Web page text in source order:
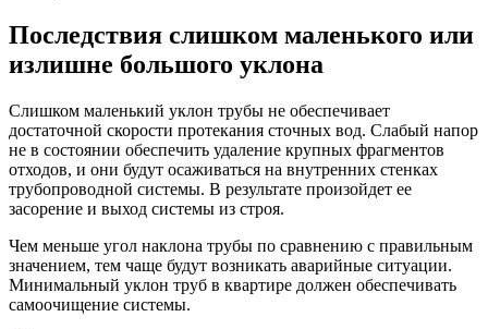
Последствия слишком маленького или
излишне большого уклона
Слишком маленький уклон трубы не обеспечивает
достаточной скорости протекания сточных вод. Слабый напор
не в состоянии обеспечить удаление крупных фрагментов
отходов, и они будут осаживаться на внутренних стенках
трубопроводной системы. В результате произойдет ее
засорение и выход системы из строя.
Чем меньше угол наклона трубы по сравнению с правильным
значением, тем чаще будут возникать аварийные ситуации.
Минимальный уклон труб в квартире должен обеспечивать
самоочищение системы.